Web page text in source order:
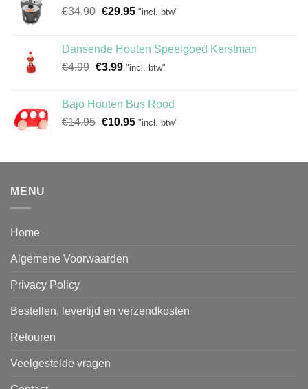
€34.90 Oorspronkelijke
€34.90.
€29.95Huidige
€29.95.
"incl. btw"
Dansende Houten Speelgoed Kerstman
€4.99 Oorspronkelijke
€4.99.
€3.99Huidige
€3.99.
"incl. btw"
Bajo Houten Bus Rood
€14.95 Oorspronkelijke
€14.95.
€10.95Huidige
€10.95.
"incl. btw"
MENU
Home
Algemene Voorwaarden
Privacy Policy
Bestellen, levertijd en verzendkosten
Retouren
Veelgestelde vragen